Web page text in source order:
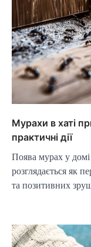
Мурахи в хаті
практичні дії
Поява мурах у домі
розглядається як
та позитивних